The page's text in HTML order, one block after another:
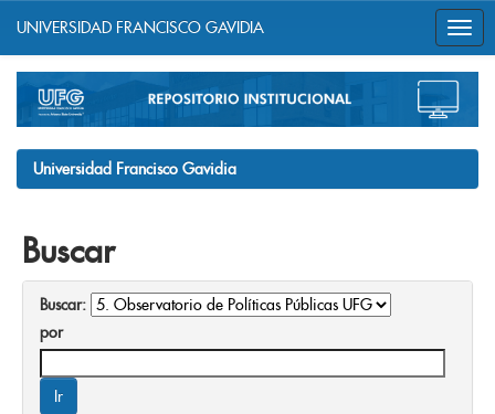
navigation
UNIVERSIDAD FRANCISCO GAVIDIA
Universidad Francisco Gavidia
Buscar
Buscar:
por